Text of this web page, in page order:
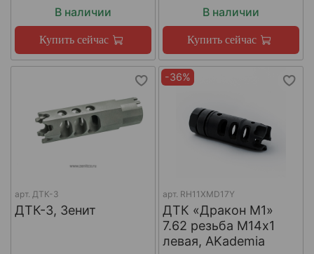
В наличии
Купить сейчас
В наличии
Купить сейчас
арт. ДТК-3
ДТК-3, Зенит
-36%
арт. RH11XMD17Y
ДТК «Дракон М1»
7.62 резьба М14х1
левая, AKademia